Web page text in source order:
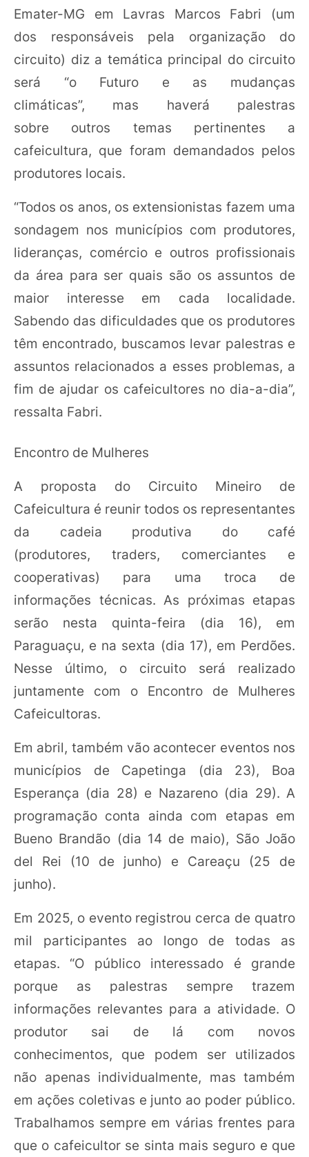
Emater-MG em Lavras Marcos Fabri (um
dos responsáveis pela organização do
circuito) diz a temática principal do circuito
será “o Futuro e as mudanças
climáticas”, mas haverá palestras
sobre outros temas pertinentes a
cafeicultura, que foram demandados pelos
produtores locais.
“Todos os anos, os extensionistas fazem uma
sondagem nos municípios com produtores,
lideranças, comércio e outros profissionais
da área para ser quais são os assuntos de
maior interesse em cada localidade.
Sabendo das dificuldades que os produtores
têm encontrado, buscamos levar palestras e
assuntos relacionados a esses problemas, a
fim de ajudar os cafeicultores no dia-a-dia”,
ressalta Fabri.
Encontro de Mulheres
A proposta do Circuito Mineiro de
Cafeicultura é reunir todos os representantes
da cadeia produtiva do café
(produtores, traders, comerciantes e
cooperativas) para uma troca de
informações técnicas. As próximas etapas
serão nesta quinta-feira (dia 16), em
Paraguaçu, e na sexta (dia 17), em Perdões.
Nesse último, o circuito será realizado
juntamente com o Encontro de Mulheres
Cafeicultoras.
Em abril, também vão acontecer eventos nos
municípios de Capetinga (dia 23), Boa
Esperança (dia 28) e Nazareno (dia 29). A
programação conta ainda com etapas em
Bueno Brandão (dia 14 de maio), São João
del Rei (10 de junho) e Careaçu (25 de
junho).
Em 2025, o evento registrou cerca de quatro
mil participantes ao longo de todas as
etapas. “O público interessado é grande
porque as palestras sempre trazem
informações relevantes para a atividade. O
produtor sai de lá com novos
conhecimentos, que podem ser utilizados
não apenas individualmente, mas também
em ações coletivas e junto ao poder público.
Trabalhamos sempre em várias frentes para
que o cafeicultor se sinta mais seguro e que